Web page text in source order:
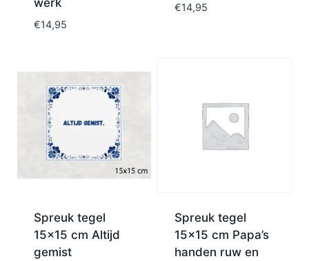
€14,95
€14,95
Spreuk tegel
15×15 cm Altijd
gemist
Spreuk tegel
15×15 cm Papa’s
handen ruw en